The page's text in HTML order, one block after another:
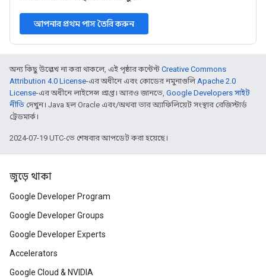
আপনার প্রথম পাস তৈরি করুন
অন্য কিছু উল্লেখ না করা থাকলে, এই পৃষ্ঠার কন্টেন্ট Creative Commons
Attribution 4.0 License-এর অধীনে এবং কোডের নমুনাগুলিApache 2.0
License-এর অধীনে লাইসেন্স প্রাপ্ত। আরও জানতে, Google Developers সাইট
নীতি দেখুন। Java হল Oracle এবং/অথবা তার অ্যাফিলিয়েট সংস্থার রেজিস্টার্ড
ট্রেডমার্ক।
2024-07-19 UTC-তে শেষবার আপডেট করা হয়েছে।
জুড়ে থাকা
Google Developer Program
Google Developer Groups
Google Developer Experts
Accelerators
Google Cloud & NVIDIA